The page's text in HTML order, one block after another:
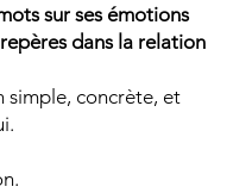
sur ses émotions
dans la relation
simple, concrète, et